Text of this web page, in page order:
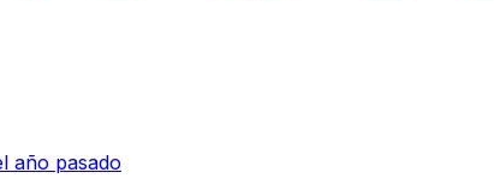
año pasado